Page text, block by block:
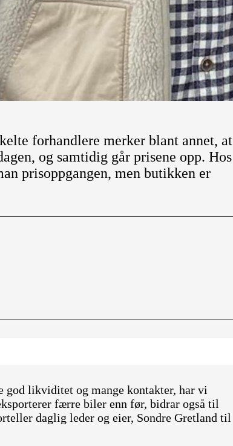
forhandlere merker blant annet, at
og samtidig går prisene opp. Hos
prisoppgangen, men butikken er
likviditet og mange kontakter, har vi
færre biler enn før, bidrar også til
daglig leder og eier, Sondre Gretland til